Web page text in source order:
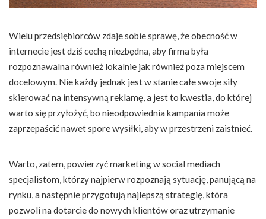
Wielu przedsiębiorców zdaje sobie sprawę, że obecność w
internecie jest dziś cechą niezbędna, aby firma była
rozpoznawalna również lokalnie jak również poza miejscem
docelowym. Nie każdy jednak jest w stanie całe swoje siły
skierować na intensywną reklamę, a jest to kwestia, do której
warto się przyłożyć, bo nieodpowiednia kampania może
zaprzepaścić nawet spore wysiłki, aby w przestrzeni zaistnieć.
Warto, zatem, powierzyć marketing w social mediach
specjalistom, którzy najpierw rozpoznają sytuację, panującą na
rynku, a następnie przygotują najlepszą strategię, która
pozwoli na dotarcie do nowych klientów oraz utrzymanie